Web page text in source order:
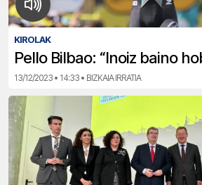
KIROLAK
Pello Bilbao: “Inoiz baino
13/12/2023 • 14:33 • BIZKAIA IRRATIA